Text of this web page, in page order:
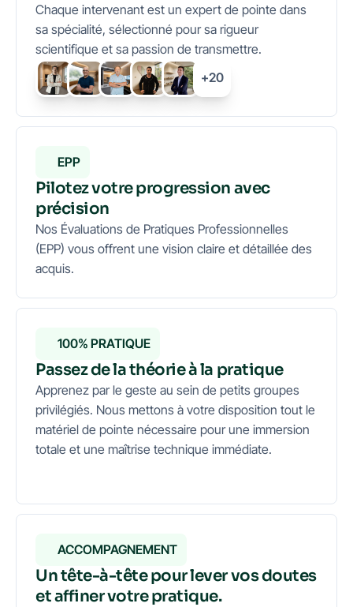
Chaque intervenant est un expert de pointe dans
sa spécialité, sélectionné pour sa rigueur
scientifique et sa passion de transmettre.
+20
EPP
Pilotez votre progression avec
précision
Nos Évaluations de Pratiques Professionnelles
(EPP) vous offrent une vision claire et détaillée des
acquis.
100% PRATIQUE
Passez de la théorie à la pratique
Apprenez par le geste au sein de petits groupes
privilégiés. Nous mettons à votre disposition tout le
matériel de pointe nécessaire pour une immersion
totale et une maîtrise technique immédiate.
ACCOMPAGNEMENT
Un tête-à-tête pour lever vos doutes
et affiner votre pratique.